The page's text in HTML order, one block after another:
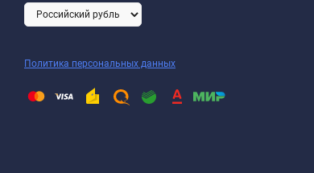
Политика персональных данных